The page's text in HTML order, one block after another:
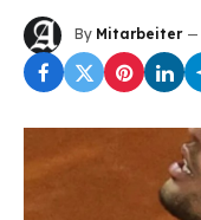
By Mitarbeiter